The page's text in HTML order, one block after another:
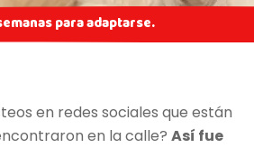
para adaptarse.
en redes sociales que están
en la calle? Así fue